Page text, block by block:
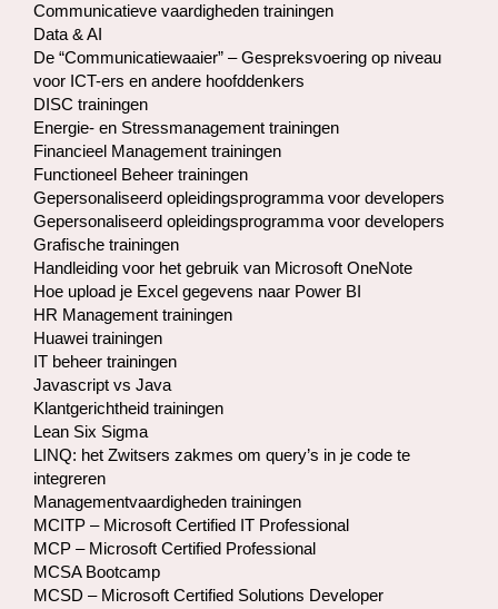
Communicatieve vaardigheden trainingen
Data & AI
De “Communicatiewaaier” – Gespreksvoering op niveau
voor ICT-ers en andere hoofddenkers
DISC trainingen
Energie- en Stressmanagement trainingen
Financieel Management trainingen
Functioneel Beheer trainingen
Gepersonaliseerd opleidingsprogramma voor developers
Gepersonaliseerd opleidingsprogramma voor developers
Grafische trainingen
Handleiding voor het gebruik van Microsoft OneNote
Hoe upload je Excel gegevens naar Power BI
HR Management trainingen
Huawei trainingen
IT beheer trainingen
Javascript vs Java
Klantgerichtheid trainingen
Lean Six Sigma
LINQ: het Zwitsers zakmes om query’s in je code te
integreren
Managementvaardigheden trainingen
MCITP – Microsoft Certified IT Professional
MCP – Microsoft Certified Professional
MCSA Bootcamp
MCSD – Microsoft Certified Solutions Developer